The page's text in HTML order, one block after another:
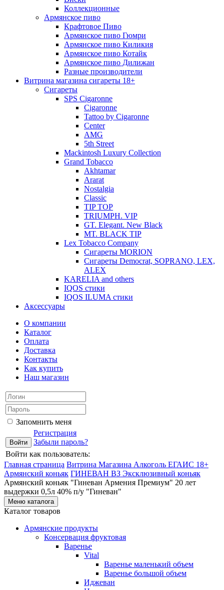
Коллекционные
Армянское пиво
Крафтовое Пиво
Армянское пиво Гюмри
Армянское пиво Киликия
Армянское пиво Котайк
Армянское пиво Дилижан
Разные производители
Витрина магазина сигареты 18+
Cигареты
SPS Cigaronne
Сigaronne
Tattoo by Cigaronne
Center
AMG
5th Street
Mackintosh Luxury Collection
Grand Tobacco
Akhtamar
Ararat
Nostalgia
Classic
TIP TOP
TRIUMPH. VIP
GT. Elegant. New Black
MT. BLACK TIP
Lex Tobacco Company
Сигареты MORION
Сигареты Democrat, SOPRANO, LEX,
ALEX
KARELIA and others
IQOS стики
IQOS ILUMA стики
Аксессуары
О компании
Каталог
Оплата
Доставка
Контакты
Как купить
Наш магазин
Запомнить меня
Регистрация
Забыли пароль?
Войти как пользователь:
Главная страница Витрина Магазина Алкоголь ЕГАИС 18+
Армянский коньяк ГИНЕВАН ВЗ Эксклюзивный коньяк
Армянский коньяк "Гиневан Армения Премиум" 20 лет
выдержки 0,5л 40% п/у "Гиневан"
Меню каталога
Каталог товаров
Армянские продукты
Консервация фруктовая
Варенье
Vital
Варенье маленький объем
Варенье большой объем
Иджеван